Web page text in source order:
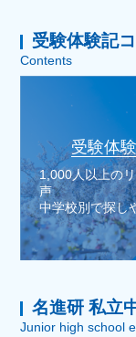
受験体験記
Contents
受験体
1,000人以上の
声
中学校別で探し
名進研 私立
Junior high school